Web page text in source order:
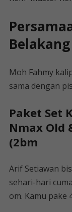
Moh Fahmy
sama dengan
Paket Set
Nmax Old
(2bm
Arif Setiawan
sehari-hari
om. Kamu pake